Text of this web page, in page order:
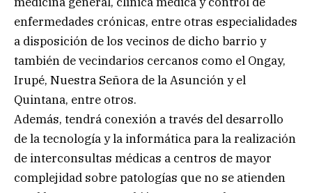
enfermedades crónicas, entre otras especialidades
a disposición de los vecinos de dicho barrio y
también de vecindarios cercanos como el Ongay,
Irupé, Nuestra Señora de la Asunción y el
Quintana, entre otros.
Además, tendrá conexión a través del desarrollo
de la tecnología y la informática para la realización
de interconsultas médicas a centros de mayor
complejidad sobre patologías que no se atienden